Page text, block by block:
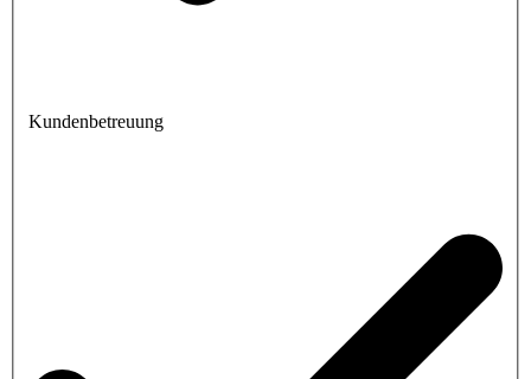
Kundenbetreuung